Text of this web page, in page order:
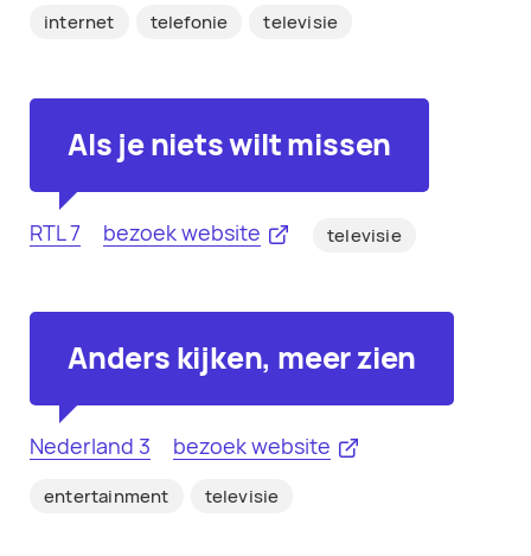
internet telefonie televisie
Als je niets wilt missen
RTL 7 bezoek website televisie
Anders kijken, meer zien
Nederland 3 bezoek website
entertainment televisie